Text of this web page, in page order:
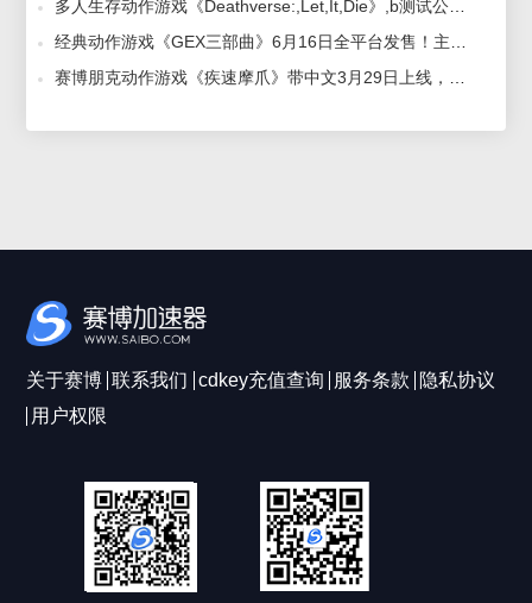
关于赛博 联系我们 cdkey充值查询 服务条款
隐私协议
用户权限